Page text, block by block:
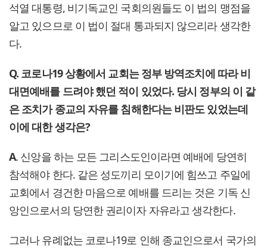
석열 대통령, 비기독교인 국회의원들도 이 법의 맹점을
알고 있으므로 이 법이 절대 통과되지 않으리라 생각한
다.
Q. 코로나19 상황에서 교회는 정부 방역조치에 따라 비
대면예배를 드려야 했던 적이 있었다. 당시 정부의 이 같
은 조치가 종교의 자유를 침해한다는 비판도 있었는데
이에 대한 생각은?
A. 신앙을 하는 모든 그리스도인이라면 예배에 당연히
참석해야 한다. 같은 성도끼리 모이기에 힘쓰고 주일에
교회에서 경건한 마음으로 예배를 드리는 것은 기독 신
앙인으로서의 당연한 권리이자 자유라고 생각한다.
그러나 유례없는 코로나19로 인해 종교인으로서 국가의